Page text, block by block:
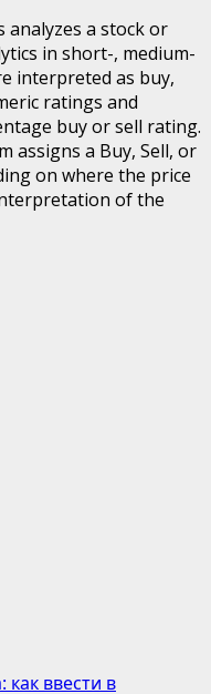
analyzes a stock or
in short-, medium-
interpreted as buy,
ratings and
buy or sell rating.
assigns a Buy, Sell, or
on where the price
of the
ввести в